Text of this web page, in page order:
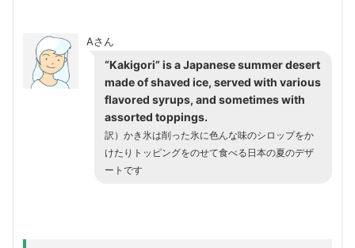
Aさん
“Kakigori” is a Japanese summer desert
made of shaved ice, served with various
flavored syrups, and sometimes with
assorted toppings.
訳）かき氷は削った氷に色んな味のシロップをか
けたりトッピングをのせて食べる日本の夏のデザ
ートです